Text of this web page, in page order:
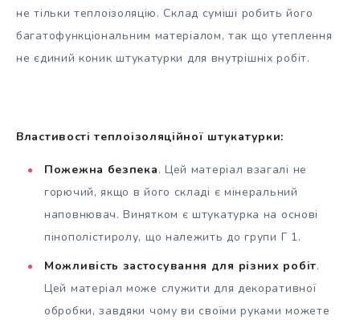
не тільки теплоізоляцію. Склад суміші робить його
багатофункціональним матеріалом, так що утеплення
не єдиний коник штукатурки для внутрішніх робіт.
Властивості теплоізоляційної штукатурки:
Пожежна безпека. Цей матеріал взагалі не
горючий, якщо в його складі є мінеральний
наповнювач. Винятком є штукатурка на основі
пінополістиролу, що належить до групи Г 1.
Можливість застосування для різних робіт.
Цей матеріал може служити для декоративної
обробки, завдяки чому ви своїми руками можете